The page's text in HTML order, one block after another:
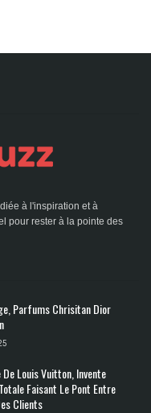
à l'inspiration et à
pour rester à la pointe des
Parfums Chrisitan Dior
Louis Vuitton, Invente
Faisant Le Pont Entre
Clients